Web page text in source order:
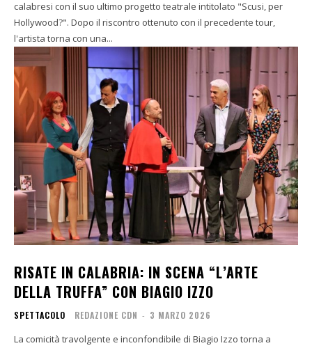
calabresi con il suo ultimo progetto teatrale intitolato "Scusi, per
Hollywood?". Dopo il riscontro ottenuto con il precedente tour,
l'artista torna con una...
RISATE IN CALABRIA: IN SCENA “L’ARTE
DELLA TRUFFA” CON BIAGIO IZZO
SPETTACOLO REDAZIONE CDN - 3 MARZO 2026
La comicità travolgente e inconfondibile di Biagio Izzo torna a